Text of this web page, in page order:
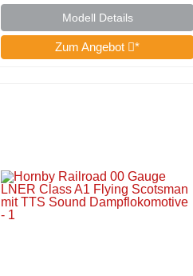
Modell Details
Zum Angebot *